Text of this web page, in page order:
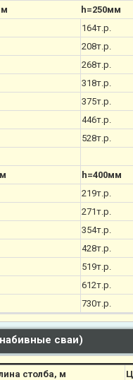
h=250мм
164т.р.
208т.р.
268т.р.
318т.р.
375т.р.
446т.р.
528т.р.
h=400мм
219т.р.
271т.р.
354т.р.
428т.р.
519т.р.
612т.р.
730т.р.
сваи)
столба, м